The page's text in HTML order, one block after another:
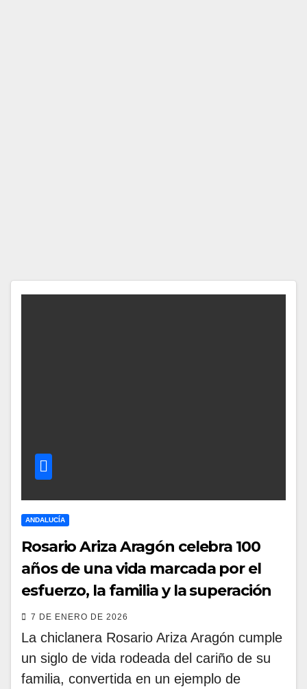
ANDALUCÍA
Rosario Ariza Aragón celebra 100
años de una vida marcada por el
esfuerzo, la familia y la superación
7 DE ENERO DE 2026
La chiclanera Rosario Ariza Aragón cumple
un siglo de vida rodeada del cariño de su
familia, convertida en un ejemplo de